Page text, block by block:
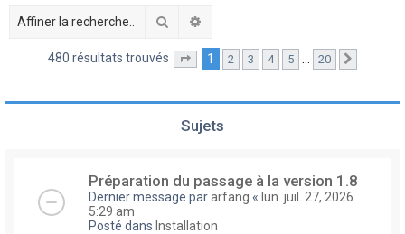
Rechercher
480 résultats trouvés Page sur20
1 2 3 4 5 … 20
Sujets
Préparation du passage à la version 1.8
Dernier message pararfang « lun. juil. 27, 2026
5:29 am
Posté dans Installation